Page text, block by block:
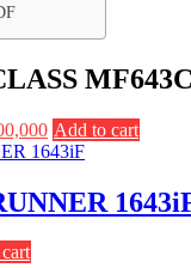
Current
price
Rp 9,600,000.
Add to cart